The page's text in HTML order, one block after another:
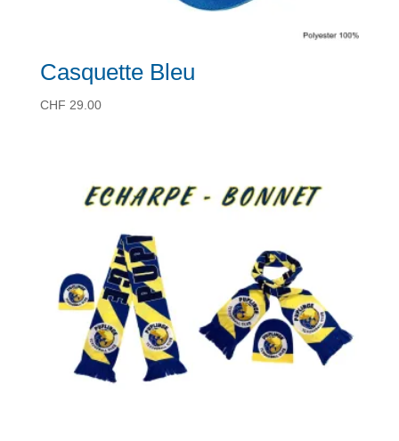
Casquette Bleu
CHF 29.00